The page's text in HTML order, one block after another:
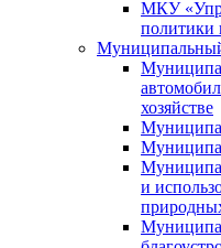
МКУ
политики
хозяйстве
и